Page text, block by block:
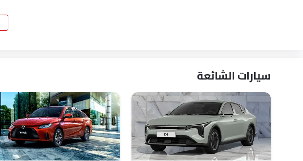
VGV لوسيد بي واي دي تانك جيتور
سيارات الشائعة